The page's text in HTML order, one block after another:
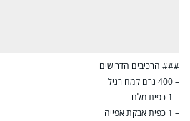
### הרכיבים הדרושים
– 400 גרם קמח רגיל
– 1 כפית מלח
– 1 כפית אבקת אפייה